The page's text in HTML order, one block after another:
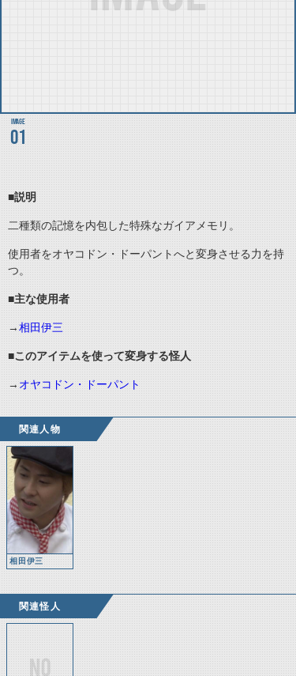
01
■説明
二種類の記憶を内包した特殊なガイアメモリ。
使用者をオヤコドン・ドーパントへと変身させる力を持
つ。
■主な使用者
→相田伊三
■このアイテムを使って変身する怪人
→ オヤコドン・ドーパント
関連人物
相田伊三
関連怪人